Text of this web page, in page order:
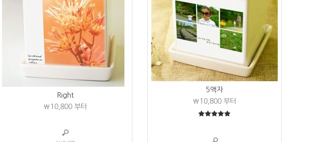
Right
₩10,800부터
5액자
₩10,800부터